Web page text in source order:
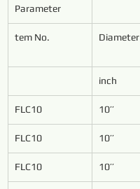
Parameter
tem No. Diameter
inch
FLC10 10’’
FLC10 10’’
FLC10 10’’